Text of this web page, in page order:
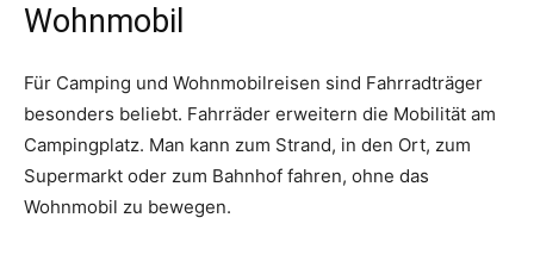
Wohnmobil
Für Camping und Wohnmobilreisen sind Fahrradträger
besonders beliebt. Fahrräder erweitern die Mobilität am
Campingplatz. Man kann zum Strand, in den Ort, zum
Supermarkt oder zum Bahnhof fahren, ohne das
Wohnmobil zu bewegen.